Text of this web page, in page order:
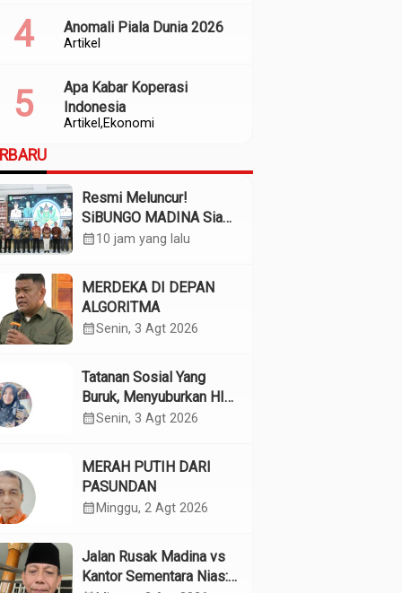
Artikel
Anomali Piala Dunia 2026
Artikel Ekonomi
Apa Kabar Koperasi
Indonesia
Resmi Meluncur!
SiBUNGO MADINA Siap
Optimalkan Pendapatan
calendar_month10 jam yang lalu
MERDEKA DI DEPAN
ALGORITMA
calendar_monthSenin, 3 Agt 2026
Tatanan Sosial Yang
Buruk, Menyuburkan HIV
Pada Remaja
calendar_monthSenin, 3 Agt 2026
MERAH PUTIH DARI
PASUNDAN
calendar_month Minggu, 2 Agt 2026
Jalan Rusak Madina vs
Kantor Sementara Nias: